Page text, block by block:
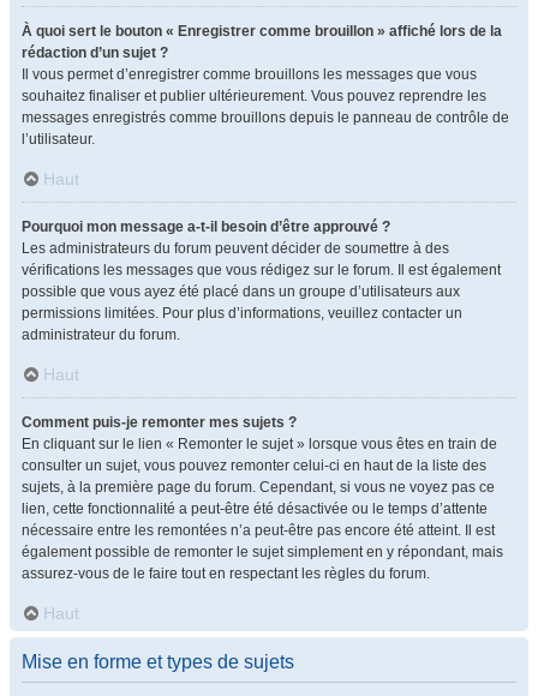
À quoi sert le bouton « Enregistrer comme brouillon » affiché lors de la
rédaction d’un sujet ?
Il vous permet d’enregistrer comme brouillons les messages que vous
souhaitez finaliser et publier ultérieurement. Vous pouvez reprendre les
messages enregistrés comme brouillons depuis le panneau de contrôle de
l’utilisateur.
Haut
Pourquoi mon message a-t-il besoin d’être approuvé ?
Les administrateurs du forum peuvent décider de soumettre à des
vérifications les messages que vous rédigez sur le forum. Il est également
possible que vous ayez été placé dans un groupe d’utilisateurs aux
permissions limitées. Pour plus d’informations, veuillez contacter un
administrateur du forum.
Haut
Comment puis-je remonter mes sujets ?
En cliquant sur le lien « Remonter le sujet » lorsque vous êtes en train de
consulter un sujet, vous pouvez remonter celui-ci en haut de la liste des
sujets, à la première page du forum. Cependant, si vous ne voyez pas ce
lien, cette fonctionnalité a peut-être été désactivée ou le temps d’attente
nécessaire entre les remontées n’a peut-être pas encore été atteint. Il est
également possible de remonter le sujet simplement en y répondant, mais
assurez-vous de le faire tout en respectant les règles du forum.
Haut
Mise en forme et types de sujets